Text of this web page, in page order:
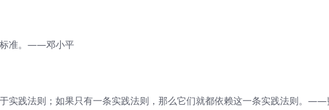
标准。——邓小平
实践法则；如果只有一条实践法则，那么它们就都依赖这一条实践法则。——